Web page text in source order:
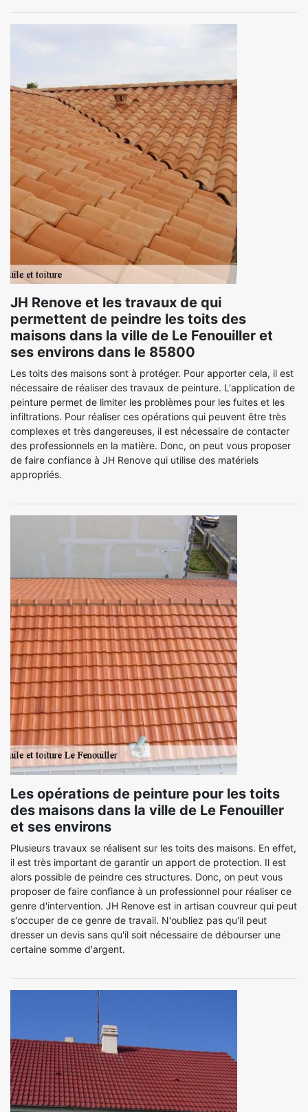
JH Renove et les travaux de qui
permettent de peindre les toits des
maisons dans la ville de Le Fenouiller et
ses environs dans le 85800
Les toits des maisons sont à protéger. Pour apporter cela, il est
nécessaire de réaliser des travaux de peinture. L'application de
peinture permet de limiter les problèmes pour les fuites et les
infiltrations. Pour réaliser ces opérations qui peuvent être très
complexes et très dangereuses, il est nécessaire de contacter
des professionnels en la matière. Donc, on peut vous proposer
de faire confiance à JH Renove qui utilise des matériels
appropriés.
Les opérations de peinture pour les toits
des maisons dans la ville de Le Fenouiller
et ses environs
Plusieurs travaux se réalisent sur les toits des maisons. En effet,
il est très important de garantir un apport de protection. Il est
alors possible de peindre ces structures. Donc, on peut vous
proposer de faire confiance à un professionnel pour réaliser ce
genre d'intervention. JH Renove est in artisan couvreur qui peut
s'occuper de ce genre de travail. N'oubliez pas qu'il peut
dresser un devis sans qu'il soit nécessaire de débourser une
certaine somme d'argent.